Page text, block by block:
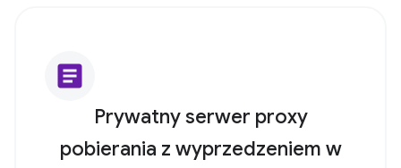
article
Prywatny serwer proxy
pobierania z wyprzedzeniem w